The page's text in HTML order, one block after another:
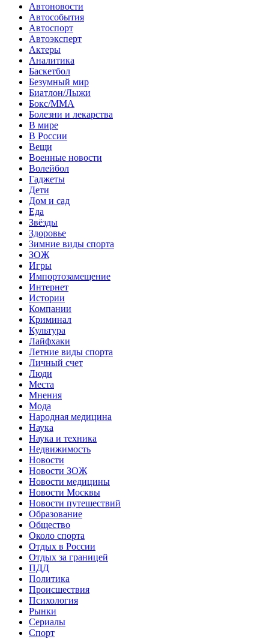
Автоновости
Автособытия
Автоспорт
Автоэксперт
Актеры
Аналитика
Баскетбол
Безумный мир
Биатлон/Лыжи
Бокс/MMA
Болезни и лекарства
В мире
В России
Вещи
Военные новости
Волейбол
Гаджеты
Дети
Дом и сад
Еда
Звёзды
Здоровье
Зимние виды спорта
ЗОЖ
Игры
Импортозамещение
Интернет
Истории
Компании
Криминал
Культура
Лайфхаки
Летние виды спорта
Личный счет
Люди
Места
Мнения
Мода
Народная медицина
Наука
Наука и техника
Недвижимость
Новости
Новости ЗОЖ
Новости медицины
Новости Москвы
Новости путешествий
Образование
Общество
Около спорта
Отдых в России
Отдых за границей
ПДД
Политика
Происшествия
Психология
Рынки
Сериалы
Спорт